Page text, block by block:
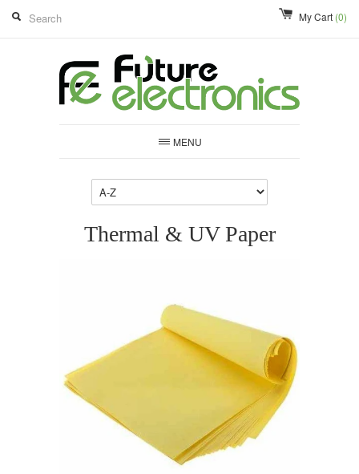
My Cart (0)
MENU
Thermal & UV Paper